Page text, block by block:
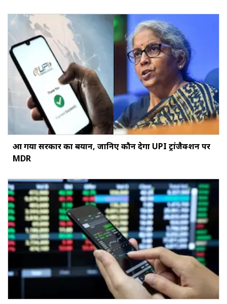
आ गया सरकार का बयान, जानिए कौन देगा UPI ट्रांजैक्शन पर
MDR